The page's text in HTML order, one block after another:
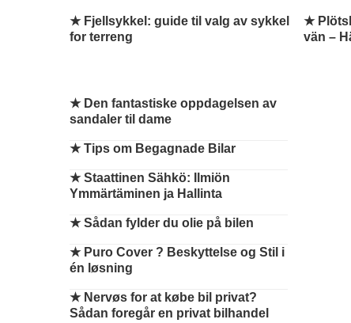
★ Fjellsykkel: guide til valg av sykkel
for terreng
★
vän –
★ Den fantastiske oppdagelsen av
sandaler til dame
★Tips om Begagnade Bilar
★Staattinen Sähkö: Ilmiön
Ymmärtäminen ja Hallinta
★Sådan fylder du olie på bilen
★ Puro Cover ? Beskyttelse og Stil i
én løsning
★ Nervøs for at købe bil privat?
Sådan foregår en privat bilhandel